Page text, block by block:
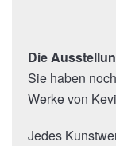
Die
Sie haben
Werke von
Jedes